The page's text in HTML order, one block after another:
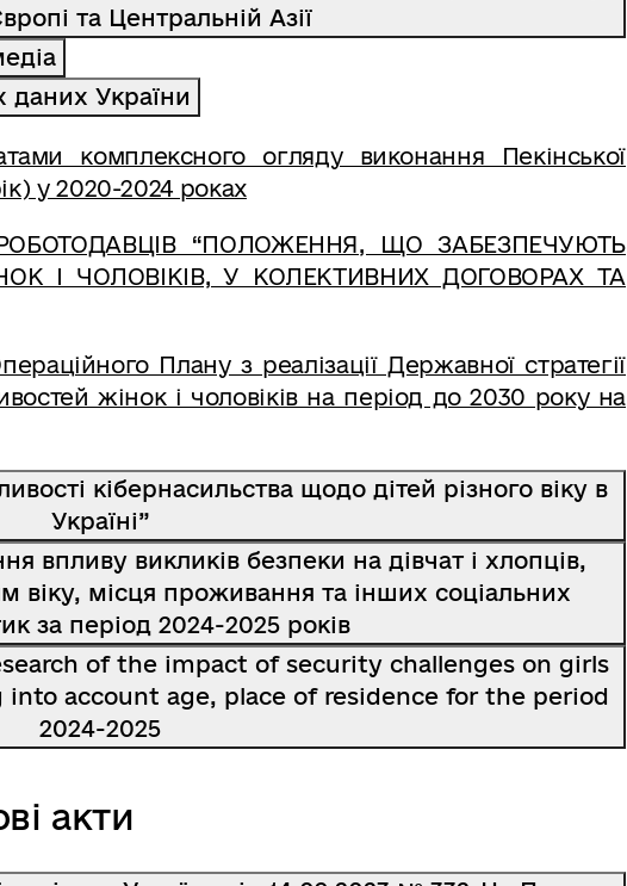
та Центральній Азії
даних України
комплексного огляду виконання Пекінської
у 2020-2024 роках
“ПОЛОЖЕННЯ, ЩО ЗАБЕЗПЕЧУЮТЬ
І ЧОЛОВІКІВ, У КОЛЕКТИВНИХ ДОГОВОРАХ ТА
Плану з реалізації Державної стратегії
жінок і чоловіків на період до 2030 року на
кібернасильства щодо дітей різного віку в
Україні”
впливу викликів безпеки на дівчат і хлопців,
віку, місця проживання та інших соціальних
за період 2024-2025 років
of the impact of security challenges on girls
account age, place of residence for the period
2024-2025
акти